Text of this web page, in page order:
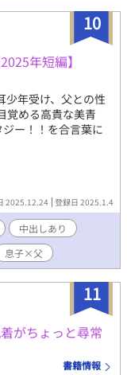
貧血で倒れてしま
となった蛍だった
色素薄い系。天然
い美形。しかし性
には良い子なの
がち。 ◆羽黒 慧生
肉質、眉目秀麗にし
う、おおかたの女
が良いのだが、実
10
年短編】
少年受け、父との性
覚める高貴な美青
ー！！を合言葉に
2025.12.24 登録日 2025.1.4
中出しあり
息子×父
11
がちょっと尋常
書籍情報